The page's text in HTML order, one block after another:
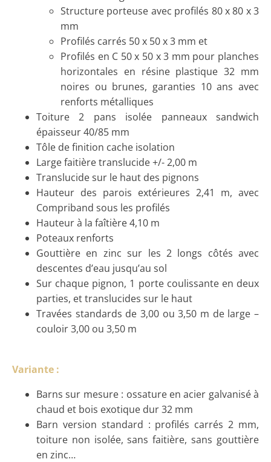
Structure porteuse avec profilés 80 x 80 x 3
mm
Profilés carrés 50 x 50 x 3 mm et
Profilés en C 50 x 50 x 3 mm pour planches
horizontales en résine plastique 32 mm
noires ou brunes, garanties 10 ans avec
renforts métalliques
Toiture 2 pans isolée panneaux sandwich
épaisseur 40/85 mm
Tôle de finition cache isolation
Large faitière translucide +/- 2,00 m
Translucide sur le haut des pignons
Hauteur des parois extérieures 2,41 m, avec
Compriband sous les profilés
Hauteur à la faîtière 4,10 m
Poteaux renforts
Gouttière en zinc sur les 2 longs côtés avec
descentes d’eau jusqu’au sol
Sur chaque pignon, 1 porte coulissante en deux
parties, et translucides sur le haut
Travées standards de 3,00 ou 3,50 m de large –
couloir 3,00 ou 3,50 m
Variante :
Barns sur mesure : ossature en acier galvanisé à
chaud et bois exotique dur 32 mm
Barn version standard : profilés carrés 2 mm,
toiture non isolée, sans faitière, sans gouttière
en zinc…